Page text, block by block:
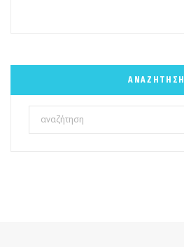
ΑΝΑΖΉΤΗΣΗ
Search
for: